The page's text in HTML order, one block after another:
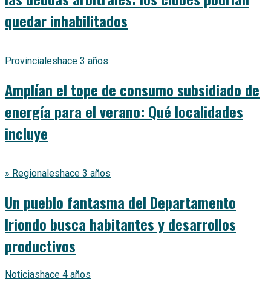
quedar inhabilitados
Provincialeshace 3 años
Amplían el tope de consumo subsidiado de
energía para el verano: Qué localidades
incluye
» Regionaleshace 3 años
Un pueblo fantasma del Departamento
Iriondo busca habitantes y desarrollos
productivos
Noticiashace 4 años